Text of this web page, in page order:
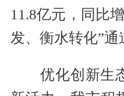
11.8亿元，同比
发、衡水转化”通
优化创新生态